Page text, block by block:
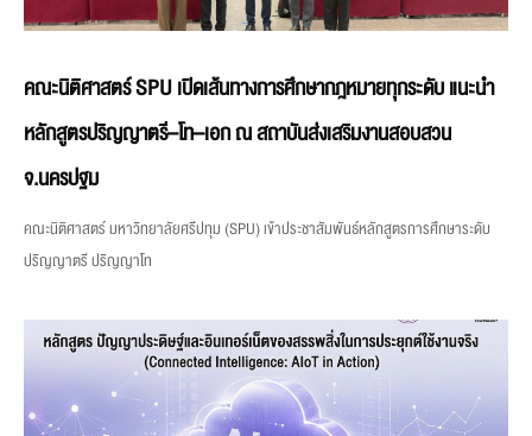
คณะนิติศาสตร์ SPU เปิดเส้นทางการศึกษากฎหมายทุกระดับ แนะนำ
หลักสูตรปริญญาตรี–โท–เอก ณ สถาบันส่งเสริมงานสอบสวน
จ.นครปฐม
คณะนิติศาสตร์ มหาวิทยาลัยศรีปทุม (SPU) เข้าประชาสัมพันธ์หลักสูตรการศึกษาระดับ
ปริญญาตรี ปริญญาโท